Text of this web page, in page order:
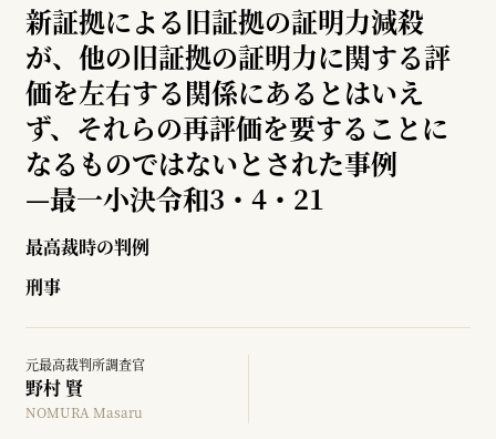
新証拠による旧証拠の証明力減殺
が、他の旧証拠の証明力に関する評
価を左右する関係にあるとはいえ
ず、それらの再評価を要することに
なるものではないとされた事例
—最一小決令和3・4・21
最高裁時の判例
刑事
元最高裁判所調査官
野村 賢
NOMURA Masaru